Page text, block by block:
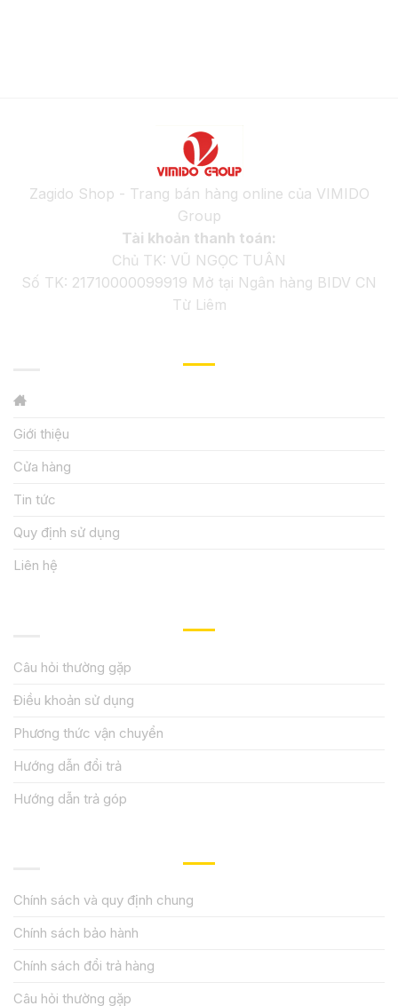
Zagido Shop - Trang bán hàng online của VIMIDO
Group
Tài khoản thanh toán:
Chủ TK: VŨ NGỌC TUÂN
Số TK: 21710000099919 Mở tại Ngân hàng BIDV CN
Từ Liêm
Giới thiệu
Cửa hàng
Tin tức
Quy định sử dụng
Liên hệ
Câu hỏi thường gặp
Điều khoản sử dụng
Phương thức vận chuyển
Hướng dẫn đổi trả
Hướng dẫn trả góp
Chính sách và quy định chung
Chính sách bảo hành
Chính sách đổi trả hàng
Câu hỏi thường gặp